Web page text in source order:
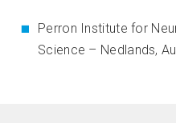
Perron Institute for
Science – Nedlands,